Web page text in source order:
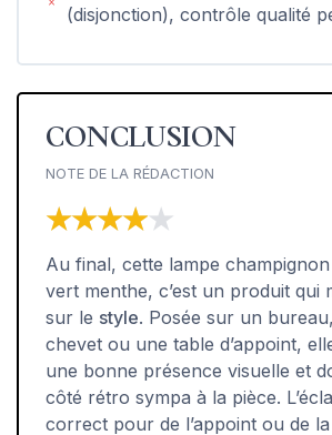
(disjonction), contrôle qualité
CONCLUSION
NOTE DE LA RÉDACTION
★★★★★
★★★★★
Au final, cette lampe
vert menthe, c’est un produit qui
sur le style. Posée sur un
chevet ou une table d’appoint,
une bonne présence visuelle et
côté rétro sympa à la pièce.
correct pour de l’appoint ou de